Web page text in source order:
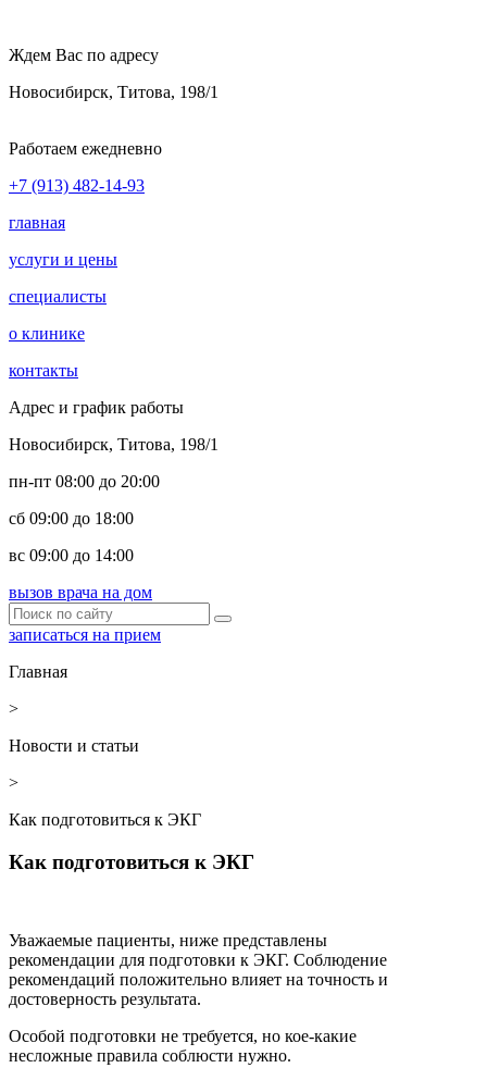
Ждем Вас по адресу
Новосибирск, Титова, 198/1
Работаем ежедневно
+7 (913) 482-14-93
главная
услуги и цены
специалисты
о клинике
контакты
Адрес и график работы
Новосибирск, Титова, 198/1
пн-пт 08:00 до 20:00
сб 09:00 до 18:00
вс 09:00 до 14:00
вызов врача на дом
записаться на прием
Главная
>
Новости и статьи
>
Как подготовиться к ЭКГ
Как подготовиться к ЭКГ
Уважаемые пациенты, ниже представлены
рекомендации для подготовки к ЭКГ. Соблюдение
рекомендаций положительно влияет на точность и
достоверность результата.
Особой подготовки не требуется, но кое-какие
несложные правила соблюсти нужно.